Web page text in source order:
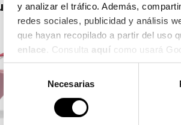
y analizar el tráfico. Además,
redes sociales, publicidad y análisis
enlace . Consulta aquí como usará
Selección
consentimiento
Necesarias